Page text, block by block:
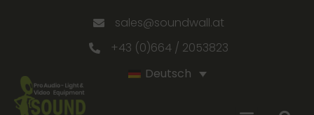
sales@soundwall.at
+43 (0)664 / 2053823
Deutsch